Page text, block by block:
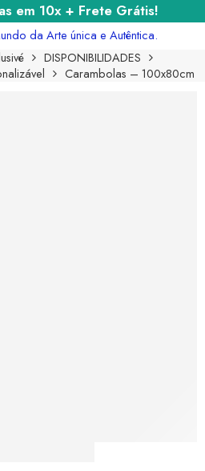
em 10x + Frete Grátis!
da Arte única e Autêntica.
DISPONIBILIDADES
Carambolas – 100x80cm